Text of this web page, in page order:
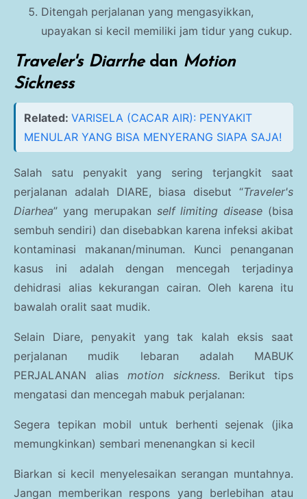
Ditengah perjalanan yang mengasyikkan,
upayakan si kecil memiliki jam tidur yang cukup.
Traveler's Diarrhedan Motion
Sickness
Related: VARISELA (CACAR AIR): PENYAKIT
MENULAR YANG BISA MENYERANG SIAPA SAJA!
Salah satu penyakit yang sering terjangkit saat
perjalanan adalah DIARE, biasa disebut “Traveler's
Diarhea” yang merupakan self limiting disease (bisa
sembuh sendiri) dan disebabkan karena infeksi akibat
kontaminasi makanan/minuman. Kunci penanganan
kasus ini adalah dengan mencegah terjadinya
dehidrasi alias kekurangan cairan. Oleh karena itu
bawalah oralit saat mudik.
Selain Diare, penyakit yang tak kalah eksis saat
perjalanan mudik lebaran adalah MABUK
PERJALANAN aliasmotion sickness. Berikut tips
mengatasi dan mencegah mabuk perjalanan:
Segera tepikan mobil untuk berhenti sejenak (jika
memungkinkan) sembari menenangkan si kecil
Biarkan si kecil menyelesaikan serangan muntahnya.
Jangan memberikan respons yang berlebihan atau